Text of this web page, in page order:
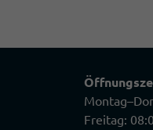
Freitag: